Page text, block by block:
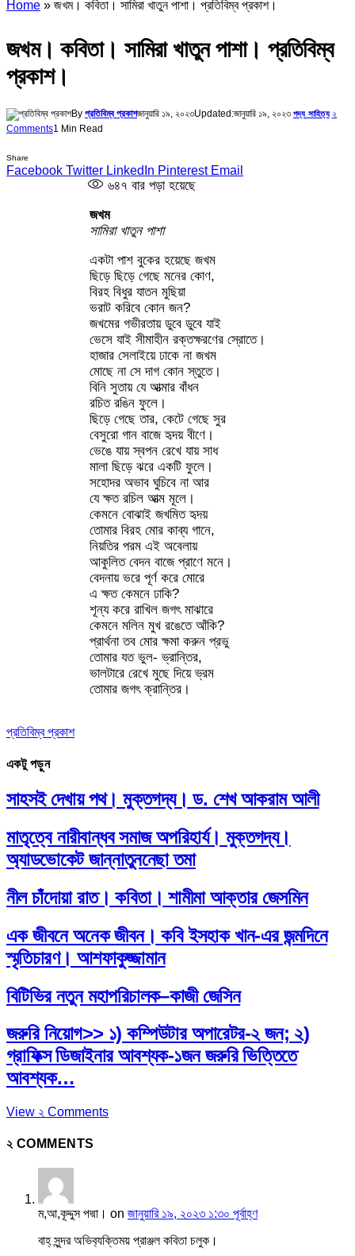
Home » জখম। কবিতা। সামিরা খাতুন পাশা। প্রতিবিম্ব প্রকাশ।
জখম। কবিতা। সামিরা খাতুন পাশা। প্রতিবিম্ব
প্রকাশ।
By প্রতিবিম্ব প্রকাশজানুয়ারি ১৯, ২০২৩Updated:জানুয়ারি ১৯, ২০২৩ পদ্য সাহিত্য ২
Comments1 Min Read
Share
Facebook Twitter LinkedIn Pinterest Email
৬৪৭ বার পড়া হয়েছে
জখম
সামিরা খাতুন পাশা
একটা পাশ বুকের হয়েছে জখম
ছিড়ে ছিড়ে গেছে মনের কোণ,
বিরহ বিধুর যাতন মুছিয়া
ভরাট করিবে কোন জন?
জখমের গভীরতায় ডুবে ডুবে যাই
ভেসে যাই সীমাহীন রক্তক্ষরণের স্রোতে।
হাজার সেলাইয়ে ঢাকে না জখম
মোছে না সে দাগ কোন স্তুতে।
বিনি সুতায় যে আত্মার বাঁধন
রচিত রঙিন ফুলে।
ছিড়ে গেছে তার, কেটে গেছে সুর
বেসুরো গান বাজে হৃদয় বীণে।
ভেঙে যায় স্বপন রেখে যায় সাধ
মালা ছিড়ে ঝরে একটি ফুলে।
সহোদর অভাব ঘুচিবে না আর
যে ক্ষত রচিল আত্ম মূলে।
কেমনে বোঝাই জখমিত হৃদয়
তোমার বিরহ মোর কাব্য গানে,
নিয়তির পরম এই অবেলায়
আকুলিত বেদন বাজে প্রাণে মনে।
বেদনায় ভরে পূর্ণ করে মোরে
এ ক্ষত কেমনে ঢাকি?
শূন্য করে রাখিল জগৎ মাঝারে
কেমনে মলিন মুখ রঙেতে আঁকি?
প্রার্থনা তব মোর ক্ষমা করুন প্রভু
তোমার যত ভুল- ভ্রান্তির,
ভালটারে রেখে মুছে দিয়ে ভ্রম
তোমার জগৎ ক্রান্তির।
প্রতিবিম্ব প্রকাশ
একটু পড়ুন
সাহসই দেখায় পথ। মুক্তগদ্য। ড. শেখ আকরাম আলী
মাতৃত্বে নারীবান্ধব সমাজ অপরিহার্য। মুক্তগদ্য।
অ্যাডভোকেট জান্নাতুননেছা তমা
নীল চাঁদোয়া রাত। কবিতা। শামীমা আক্তার জেসমিন
এক জীবনে অনেক জীবন। কবি ইসহাক খান-এর জন্মদিনে
স্মৃতিচারণ। আশফাকুজ্জামান
বিটিভির নতুন মহাপরিচালক–কাজী জেসিন
জরুরি নিয়োগ>> ১) কম্পিউটার অপারেটর-২ জন; ২)
গ্রাফিক্স ডিজাইনার আবশ্যক-১জন জরুরি ভিত্তিতে
আবশ্যক…
View ২ Comments
২ COMMENTS
ম,আ,কূদ্দুস পদ্মা। on জানুয়ারি ১৯, ২০২৩ ১:৩০ পূর্বাহ্ণ
বাহ্ সুন্দর অভিব‍্যক্তিময় প্রাঞ্জল কবিতা চলুক।